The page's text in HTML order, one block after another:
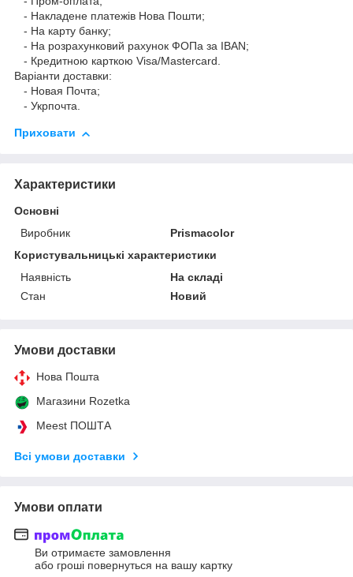
- Накладене платежів Нова Пошти;
- На карту банку;
- На розрахунковий рахунок ФОПа за IBAN;
- Кредитною карткою Visa/Mastercard.
Варіанти доставки:
- Новая Почта;
- Укрпочта.
Приховати
Характеристики
Основні
Виробник
Prismacolor
Користувальницькі характеристики
Наявність
На складі
Стан
Новий
Умови доставки
Нова Пошта
Магазини Rozetka
Meest ПОШТА
Всі умови доставки
Умови оплати
Ви отримаєте замовлення
або гроші повернуться на вашу картку